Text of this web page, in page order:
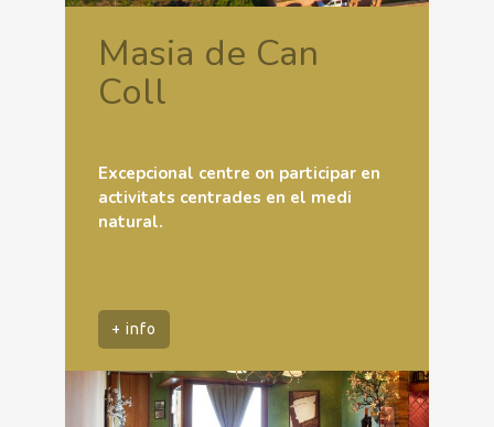
Masia de Can
Coll
Excepcional centre on participar en
activitats centrades en el medi
natural.
+ info